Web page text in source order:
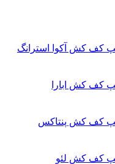
کف کش آکوا استرانگ
کف کش ابارا
کف کش پنتاکس
کف کش لئو